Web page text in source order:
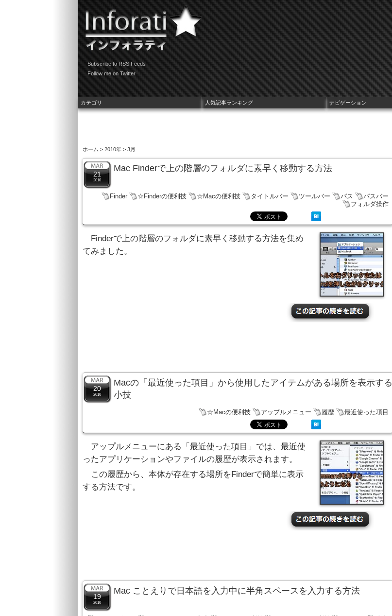
Subscribe to RSS Feeds
Follow me on Twitter
ホーム > 2010年 > 3月
21
2010
Mac Finderで上の階層のフォルダに素早く移動する方法
Finder ☆Finderの便利技 ☆Macの便利技 タイトルバー ツールバー パス
パスバー
フォルダ操作
Finderで上の階層のフォルダに素早く移動する方法を集め
てみました。
20
2010
Macの「最近使った項目」から使用したアイテムがある場所を表示する
小技
☆Macの便利技 アップルメニュー 履歴 最近使った項目
アップルメニューにある「最近使った項目」では、最近使
ったアプリケーションやファイルの履歴が表示されます。
この履歴から、本体が存在する場所をFinderで簡単に表示
する方法です。
19
2010
Mac ことえりで日本語を入力中に半角スペースを入力する方法
カテゴリ 人気記事ランキング ナビゲーション